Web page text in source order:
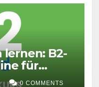
B2-
für
0 COMMENTS